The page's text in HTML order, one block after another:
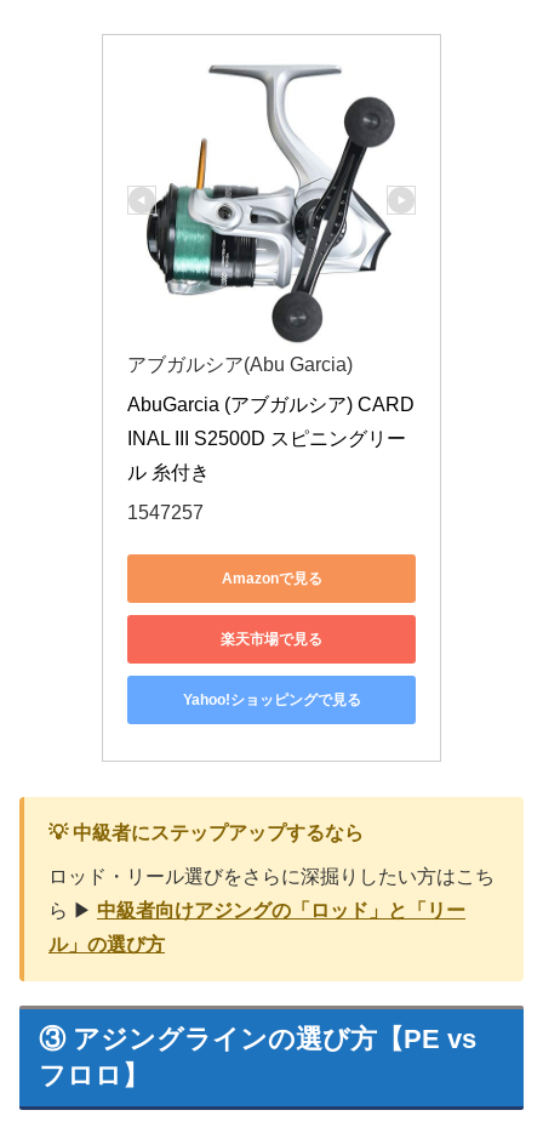
アブガルシア(Abu Garcia)
AbuGarcia (アブガルシア) CARD
INAL III S2500D スピニングリー
ル 糸付き
1547257
Amazonで見る
楽天市場で見る
Yahoo!ショッピングで見る
💡 中級者にステップアップするなら
ロッド・リール選びをさらに深掘りしたい方はこち
ら ▶ 中級者向けアジングの「ロッド」と「リー
ル」の選び方
③ アジングラインの選び方【PE vs
フロロ】